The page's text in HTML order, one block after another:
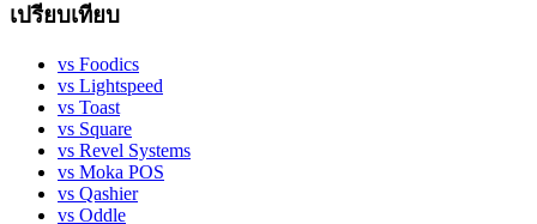
เปรียบเทียบ
vs Foodics
vs Lightspeed
vs Toast
vs Square
vs Revel Systems
vs Moka POS
vs Qashier
vs Oddle